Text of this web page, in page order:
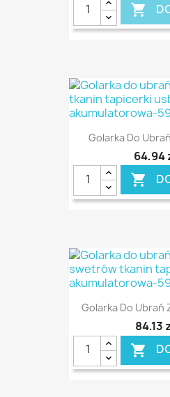

Golarka Do
64,94

Golarka Do Ubrań
84,13
